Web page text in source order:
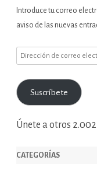
Introduce tu correo
aviso de las nuevas
Dirección
correo
electrónico
Suscríbete
Únete a otros
CATEGORÍAS